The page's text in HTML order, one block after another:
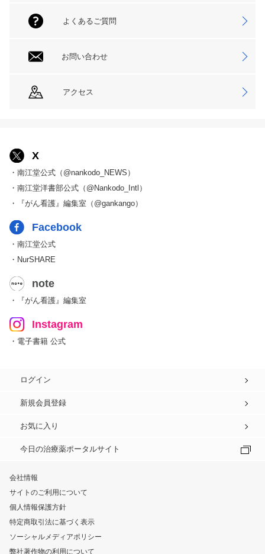
よくあるご質問
お問い合わせ
アクセス
X
・南江堂公式（@nankodo_NEWS）
・南江堂洋書部公式（@Nankodo_Intl）
・『がん看護』編集室（@gankango）
Facebook
・南江堂公式
・NurSHARE
note
・『がん看護』編集室
Instagram
・電子書籍 公式
ログイン
新規会員登録
お気に入り
今日の治療薬ポータルサイト
会社情報
サイトのご利用について
個人情報保護方針
特定商取引法に基づく表示
ソーシャルメディアポリシー
弊社著作物の利用について